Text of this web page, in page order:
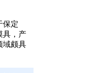
保定
具，产
域颇具